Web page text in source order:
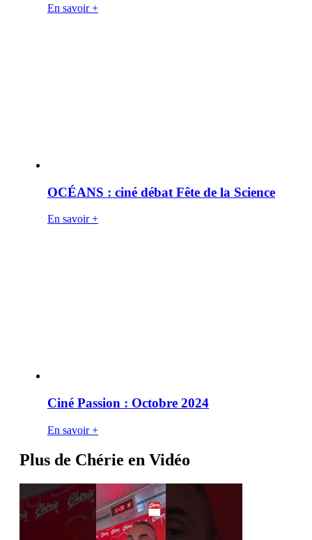
En savoir +
OCÉANS : ciné débat Fête de la Science
En savoir +
Ciné Passion : Octobre 2024
En savoir +
Plus de Chérie en Vidéo